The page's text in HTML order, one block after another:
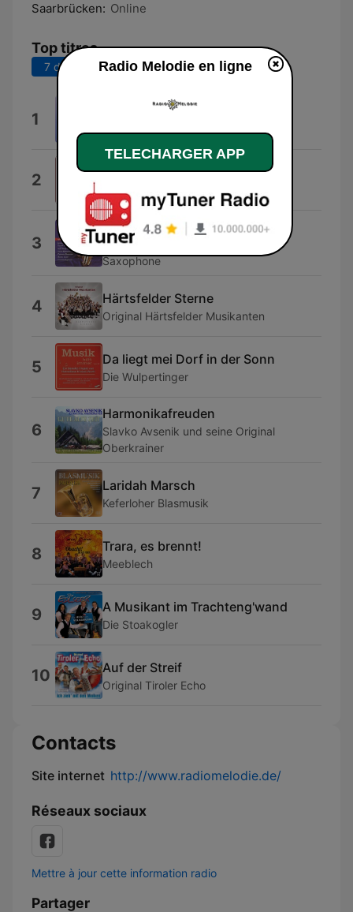
Saarbrücken: Online
Top titres
7 derniers jours 30 derniers jours
1 Rosmarein
2 Liechtensteiner Polka
Hofbräuhaus Festkapelle
3
Fremdenlegionär
Captain Cook & seine singenden
Saxophone
4 Härtsfelder Sterne
Original Härtsfelder Musikanten
5 Da liegt mei Dorf in der Sonn
Die Wulpertinger
6
Harmonikafreuden
Slavko Avsenik und seine Original
Oberkrainer
7 Laridah Marsch
Keferloher Blasmusik
8 Trara, es brennt!
Meeblech
9 A Musikant im Trachteng'wand
Die Stoakogler
10 Auf der Streif
Original Tiroler Echo
Contacts
Site internet http://www.radiomelodie.de/
Réseaux sociaux
Mettre à jour cette information radio
Partager
Radio Melodie en ligne
TELECHARGER APP